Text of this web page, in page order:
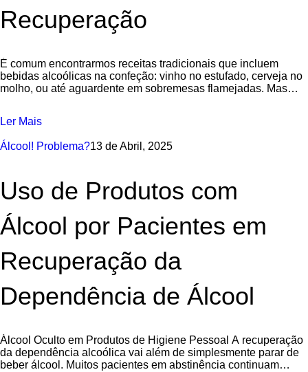
Recuperação
É comum encontrarmos receitas tradicionais que incluem
bebidas alcoólicas na confeção: vinho no estufado, cerveja no
molho, ou até aguardente em sobremesas flamejadas. Mas
Ler Mais
Álcool! Problema?13 de Abril, 2025
Uso de Produtos com
Álcool por Pacientes em
Recuperação da
Dependência de Álcool
Álcool Oculto em Produtos de Higiene Pessoal A recuperação
da dependência alcoólica vai além de simplesmente parar de
beber álcool. Muitos pacientes em abstinência continuam